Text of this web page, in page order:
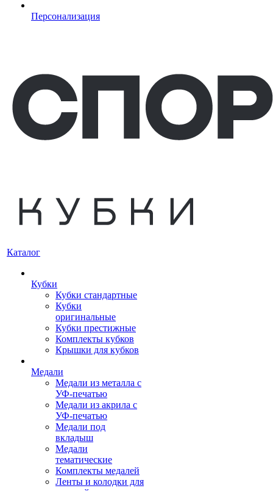
Персонализация
Каталог
Кубки
Кубки стандартные
Кубки
оригинальные
Кубки престижные
Комплекты кубков
Крышки для кубков
Медали
Медали из металла с
УФ-печатью
Медали из акрила с
УФ-печатью
Медали под
вкладыш
Медали
тематические
Комплекты медалей
Ленты и колодки для